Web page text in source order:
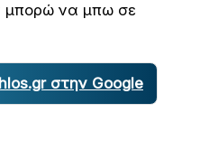
μπορώ να μπω σε
στην Google